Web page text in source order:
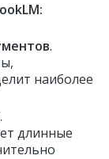
.
наиболее
.
длинные